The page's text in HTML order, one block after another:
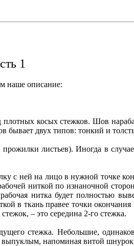
1
наше описание:
плотных косых стежков. Шов
бывает двух типов: тонкий и
листьев). Иногда в
с ней на лицо в нужной точке
ниткой по изнаночной
нитка будет полностью
в ткань правее точки
– это середина 2-го стежка.
стежка. Небольшие,
выпуклым, напоминая витой